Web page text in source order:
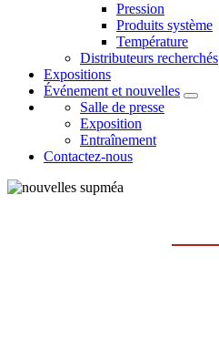
Pression
Produits système
Température
Distributeurs recherchés
Expositions
Événement et nouvelles
Salle de presse
Exposition
Entraînement
Contactez-nous